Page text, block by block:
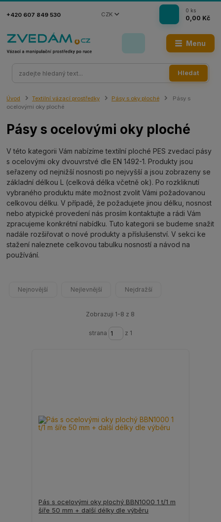
Menu
CZK
Hledat
+420 607 849 530
0 ks
0,00 Kč
Úvod Textilní vázací prostředky Pásy s oky ploché
Pásy s
ocelovými oky ploché
Pásy s ocelovými oky ploché
V této kategorii Vám nabízíme textilní ploché PES zvedací pásy
s ocelovými oky dvouvrstvé dle EN 1492-1. Produkty jsou
seřazeny od nejnižší nosnosti po nejvyšší a jsou zobrazeny se
základní délkou L (celková délka včetně ok). Po rozkliknutí
vybraného produktu máte možnost zvolit Vámi požadovanou
celkovou délku. V případě, že požadujete jinou délku, nosnost
nebo atypické provedení nás prosím kontaktujte a rádi Vám
zpracujeme konkrétní nabídku. Tuto kategorii se budeme snažit
nadále rozšiřovat o nové produkty a příslušenství. V sekci ke
stažení naleznete celkovou tabulku nosností a návod na
používání.
Nejnovější Nejlevnější Nejdražší
Zobrazuji 1-8 z 8
strana z 1
Pás s ocelovými oky plochý BBN1000 1 t/1 m
šíře 50 mm + další délky dle výběru